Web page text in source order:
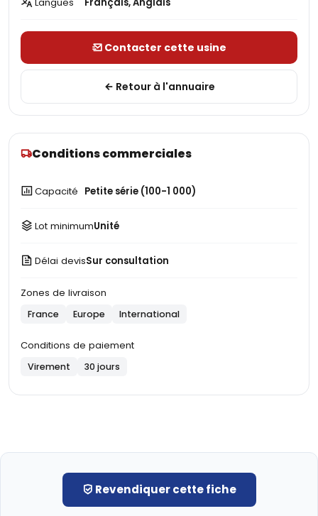
Contacter cette usine
Retour à l'annuaire
Conditions commerciales
Capacité Petite série (100-1 000)
Lot minimumUnité
Délai devisSur consultation
Zones de livraison
France Europe International
Conditions de paiement
Virement 30 jours
Revendiquer cette fiche